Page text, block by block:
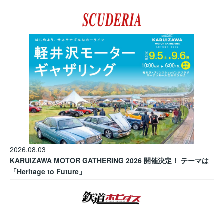
2026.08.03
KARUIZAWA MOTOR GATHERING 2026 開催決定！ テーマは
「Heritage to Future」